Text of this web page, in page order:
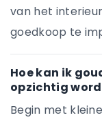
van het
goedkoop te
Hoe kan ik
opzichtig
Begin met